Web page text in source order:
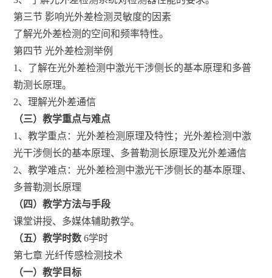
第三节 影响光外差检测灵敏度的因素
了解光外差检测的空间和频率特性。
第四节 光外差检测举例
1、了解在光外差检测中激光干涉侧长的基本原理和多普
勒测长原理。
2、理解光外差通信
（三）教学重点与难点
1、教学重点：光外差检测原理及特性；光外差检测中激
光干涉侧长的基本原理、多普勒测长原理及光外差通信
2、教学难点：光外差检测中激光干涉侧长的基本原理、
多普勒测长原理
（四）教学方法与手段
课堂讲授、多媒体辅助教学。
（五）教学时数6学时
第七章 光纤传感检测技术
（一）教学目标